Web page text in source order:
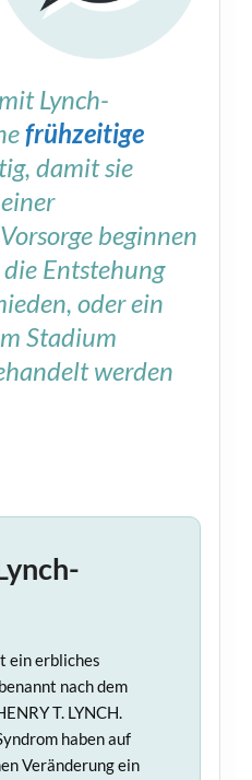
Lynch-
frühzeitige
damit sie
beginnen
Entstehung
oder ein
Stadium
werden
ein erbliches
nach dem
T. LYNCH.
haben auf
Veränderung ein